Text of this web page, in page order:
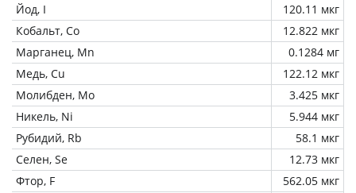
Йод, I
120.11 мкг
Кобальт, Co
12.822 мкг
Марганец, Mn
0.1284 мг
Медь, Cu
122.12 мкг
Молибден, Mo
3.425 мкг
Никель, Ni
5.944 мкг
Рубидий, Rb
58.1 мкг
Селен, Se
12.73 мкг
Фтор, F
562.05 мкг